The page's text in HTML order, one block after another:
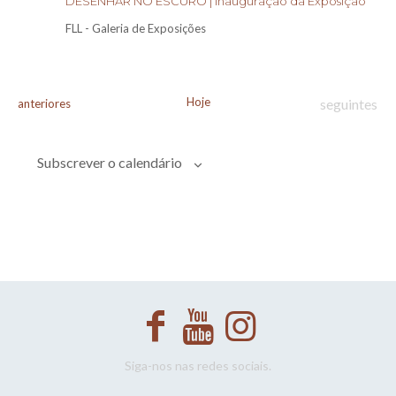
FLL - Galeria de Exposições
Eventos
anteriores Hoje Eventos
seguintes
Subscrever o calendário
Siga-nos nas redes sociais.